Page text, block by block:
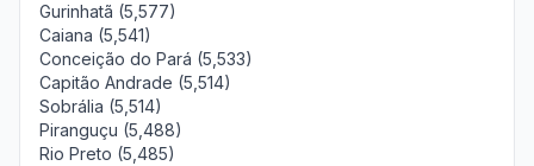
Gurinhatã (5,577)
Caiana (5,541)
Conceição do Pará (5,533)
Capitão Andrade (5,514)
Sobrália (5,514)
Piranguçu (5,488)
Rio Preto (5,485)